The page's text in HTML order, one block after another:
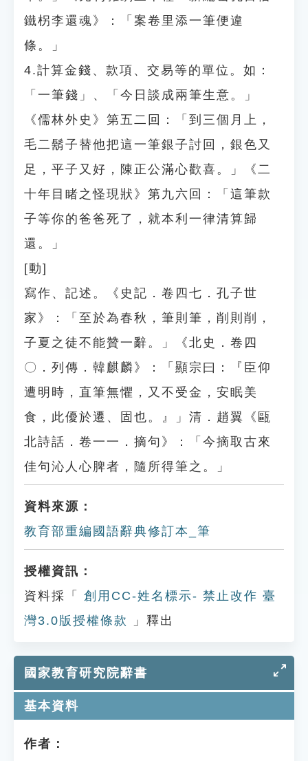
鐵柺李還魂》：「案卷里添一筆便違
條。」
4.計算金錢、款項、交易等的單位。如：
「一筆錢」、「今日談成兩筆生意。」
《儒林外史》第五二回：「到三個月上，
毛二鬍子替他把這一筆銀子討回，銀色又
足，平子又好，陳正公滿心歡喜。」《二
十年目睹之怪現狀》第九六回：「這筆款
子等你的爸爸死了，就本利一律清算歸
還。」
[動]
寫作、記述。《史記．卷四七．孔子世
家》：「至於為春秋，筆則筆，削則削，
子夏之徒不能贊一辭。」《北史．卷四
〇．列傳．韓麒麟》：「顯宗曰：『臣仰
遭明時，直筆無懼，又不受金，安眠美
食，此優於遷、固也。』」清．趙翼《甌
北詩話．卷一一．摘句》：「今摘取古來
佳句沁人心脾者，隨所得筆之。」
資料來源：
教育部重編國語辭典修訂本_筆
授權資訊：
資料採「
創用CC-姓名標示- 禁止改作 臺
灣3.0版授權條款
」釋出
國家教育研究院辭書
基本資料
作者：